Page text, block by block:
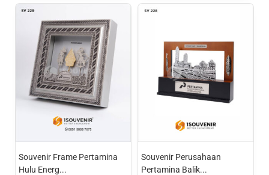
Souvenir Frame Pertamina
Hulu Energ...
Souvenir Perusahaan
Pertamina Balik...